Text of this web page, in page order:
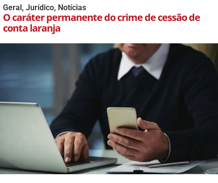
Geral, Jurídico, Notícias
O caráter permanente do crime de cessão de
conta laranja